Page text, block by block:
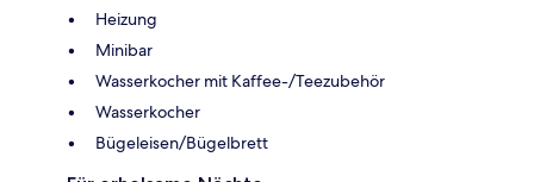
Heizung
Minibar
Wasserkocher mit Kaffee-/Teezubehör
Wasserkocher
Bügeleisen/Bügelbrett